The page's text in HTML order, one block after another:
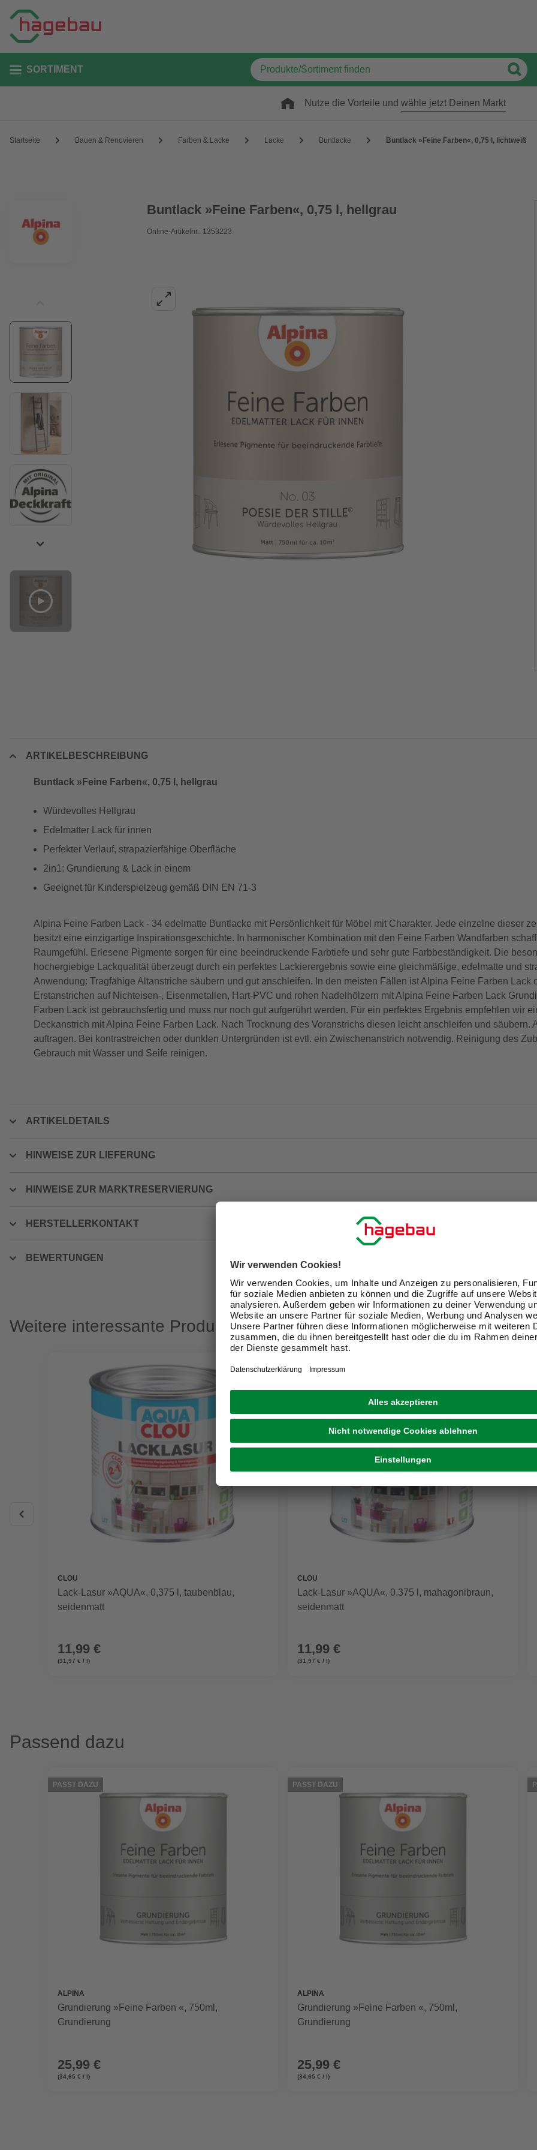
SORTIMENT
Nutze die Vorteile und wähle jetzt Deinen Markt
Startseite Bauen & Renovieren Farben & Lacke Lacke Buntlacke Buntlack »Feine Farben«, 0,75 l, lichtweiß
Buntlack »Feine Farben«, 0,75 l, hellgrau
Online-Artikelnr.: 1353223
ARTIKELBESCHREIBUNG
Buntlack »Feine Farben«, 0,75 l, hellgrau
Würdevolles Hellgrau
Edelmatter Lack für innen
Perfekter Verlauf, strapazierfähige Oberfläche
2in1: Grundierung & Lack in einem
Geeignet für Kinderspielzeug gemäß DIN EN 71-3
Alpina Feine Farben Lack - 34 edelmatte Buntlacke mit Persönlichkeit für Möbel mit Charakter. Jede einzelne dieser
besitzt eine einzigartige Inspirationsgeschichte. In harmonischer Kombination mit den Feine Farben Wandfarben
Raumgefühl. Erlesene Pigmente sorgen für eine beeindruckende Farbtiefe und sehr gute Farbbeständigkeit. Die
hochergiebige Lackqualität überzeugt durch ein perfektes Lackierergebnis sowie eine gleichmäßige, edelmatte und
Anwendung: Tragfähige Altanstriche säubern und gut anschleifen. In den meisten Fällen ist Alpina Feine Farben Lack
Erstanstrichen auf Nichteisen-, Eisenmetallen, Hart-PVC und rohen Nadelhölzern mit Alpina Feine Farben Lack
Farben Lack ist gebrauchsfertig und muss nur noch gut aufgerührt werden. Für ein perfektes Ergebnis empfehlen wir
Deckanstrich mit Alpina Feine Farben Lack. Nach Trocknung des Voranstrichs diesen leicht anschleifen und säubern.
auftragen. Bei kontrastreichen oder dunklen Untergründen ist evtl. ein Zwischenanstrich notwendig. Reinigung des
Gebrauch mit Wasser und Seife reinigen.
ARTIKELDETAILS
HINWEISE ZUR LIEFERUNG
HINWEISE ZUR MARKTRESERVIERUNG
HERSTELLERKONTAKT
BEWERTUNGEN
Weitere interessante Produkte
CLOU
Lack-Lasur »AQUA«, 0,375 l, taubenblau,
seidenmatt
11,99 €
(31,97 € / l)
CLOU
Lack-Lasur »AQUA«, 0,375 l, mahagonibraun,
seidenmatt
11,99 €
(31,97 € / l)
Passend dazu
PASST DAZU
ALPINA
Grundierung »Feine Farben «, 750ml,
Grundierung
25,99 €
(34,65 € / l)
PASST DAZU
ALPINA
Grundierung »Feine Farben «, 750ml,
Grundierung
25,99 €
(34,65 € / l)